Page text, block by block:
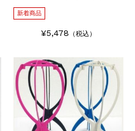
新着商品
¥5,478 （税込）